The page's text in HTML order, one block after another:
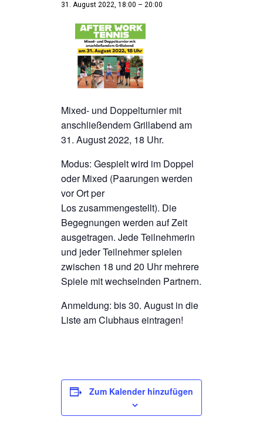
31. August 2022, 18:00 – 20:00
Mixed- und Doppelturnier mit
anschließendem Grillabend am
31. August 2022, 18 Uhr.
Modus: Gespielt wird im Doppel
oder Mixed (Paarungen werden
vor Ort per
Los zusammengestellt). Die
Begegnungen werden auf Zeit
ausgetragen. Jede Teilnehmerin
und jeder Teilnehmer spielen
zwischen 18 und 20 Uhr mehrere
Spiele mit wechselnden Partnern.
Anmeldung: bis 30. August in die
Liste am Clubhaus eintragen!
Zum Kalender hinzufügen